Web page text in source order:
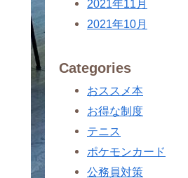
2021年11月
2021年10月
Categories
おススメ本
お得な制度
テニス
ポケモンカード
公務員対策